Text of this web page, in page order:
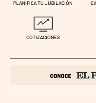
PLANIFICA TU JUBILACIÓN
COTIZACIONES